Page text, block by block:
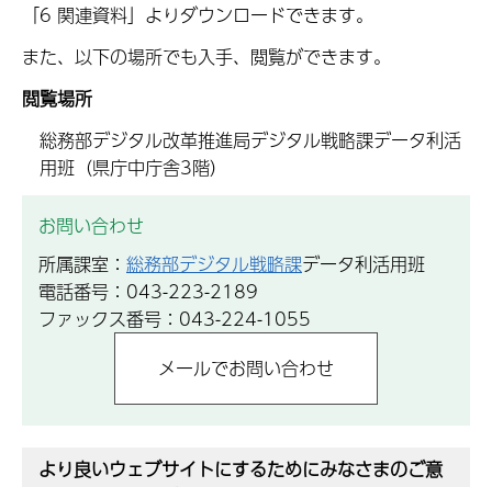
「6 関連資料」よりダウンロードできます。
また、以下の場所でも入手、閲覧ができます。
閲覧場所
総務部デジタル改革推進局デジタル戦略課データ利活
用班（県庁中庁舎3階）
お問い合わせ
所属課室： 総務部デジタル戦略課データ利活用班
電話番号：043-223-2189
ファックス番号：043-224-1055
より良いウェブサイトにするためにみなさまのご意